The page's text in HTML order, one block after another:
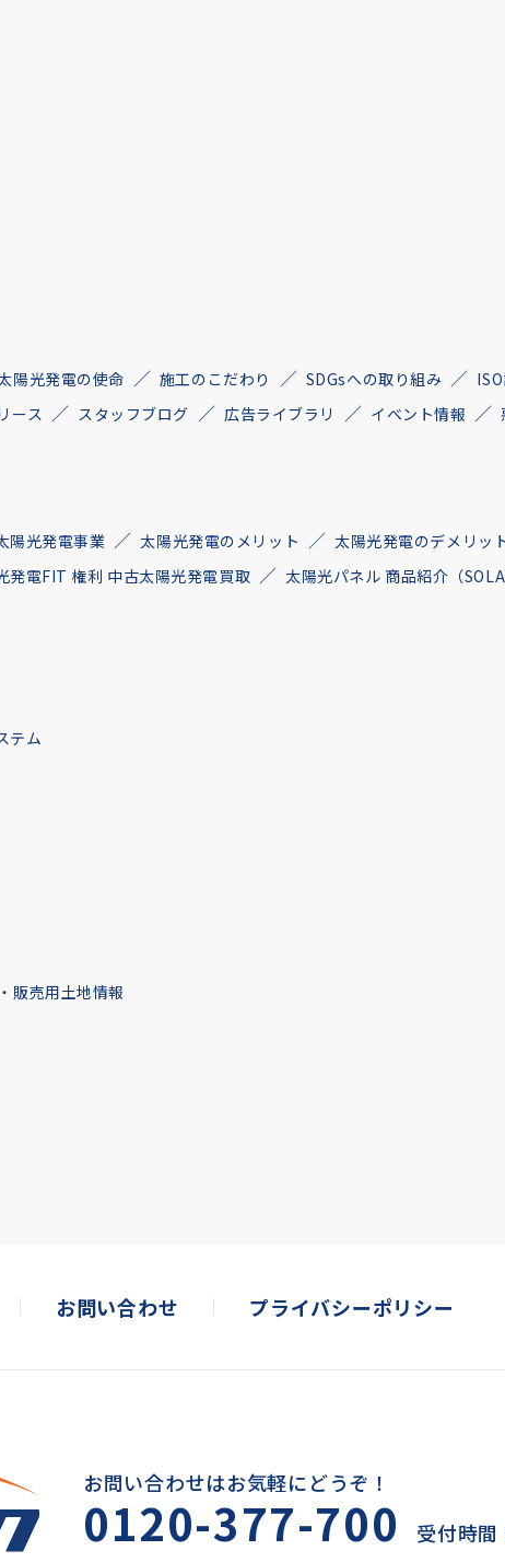
陽光発電の使命 施工のこだわり SDGsへの取り組み
ース スタッフブログ 広告ライブラリ イベント情報
陽光発電事業 太陽光発電のメリット 太陽光発電のデメリッ
発電FIT 権利 中古太陽光発電買取 太陽光パネル 商品紹介（
テム
販売用土地情報
お問い合わせ プライバシーポリシー
お問い合わせはお気軽にどうぞ！
0120-377-700 受付時